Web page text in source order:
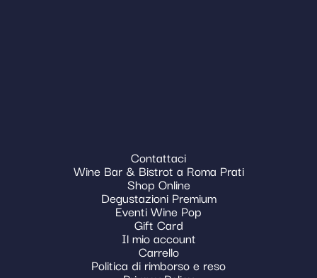
Contattaci
Wine Bar & Bistrot a Roma Prati
Shop Online
Degustazioni Premium
Eventi Wine Pop
Gift Card
Il mio account
Carrello
Politica di rimborso e reso